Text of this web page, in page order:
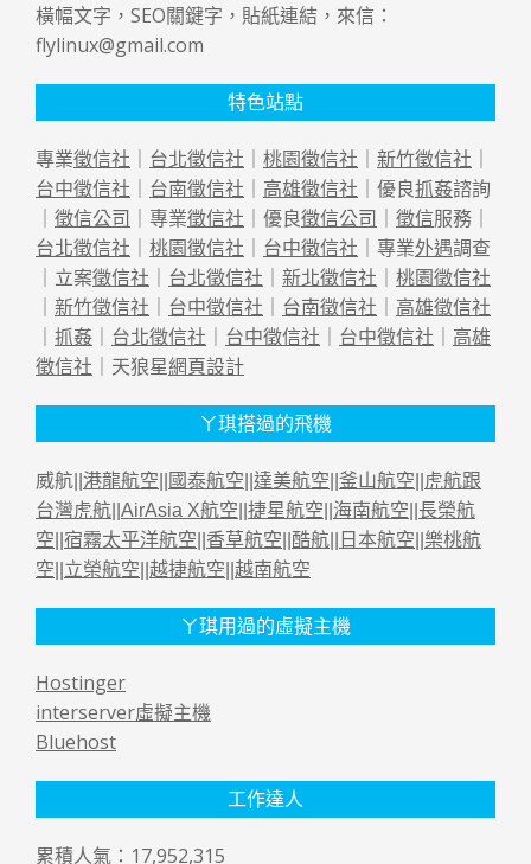
橫幅文字，SEO關鍵字，貼紙連結，來信：
flylinux@gmail.com
特色站點
專業徵信社 ｜ 台北徵信社 ｜ 桃園徵信社 ｜ 新竹徵信社 ｜
台中徵信社 ｜ 台南徵信社 ｜ 高雄徵信社 ｜優良抓姦諮詢
｜ 徵信公司 ｜專業徵信社 ｜優良徵信公司 ｜ 徵信服務｜
台北徵信社 ｜ 桃園徵信社 ｜ 台中徵信社 ｜專業外遇調查
｜立案徵信社 ｜ 台北徵信社 ｜ 新北徵信社 ｜ 桃園徵信社
｜ 新竹徵信社 ｜ 台中徵信社 ｜ 台南徵信社 ｜ 高雄徵信社
｜ 抓姦 ｜ 台北徵信社 ｜ 台中徵信社 ｜ 台中徵信社 ｜ 高雄
徵信社 ｜天狼星網頁設計
ㄚ琪搭過的飛機
威航|| 港龍航空 國泰航空 達美航空 釜山航空
虎航跟
台灣虎航 AirAsia X航空 捷星航空 海南航空 長榮航
空 宿霧太平洋航空 香草航空 酷航 日本航空 樂桃航
空 立榮航空 越捷航空 越南航空
ㄚ琪用過的虛擬主機
Hostinger
interserver虛擬主機
Bluehost
工作達人
累積人氣：17,952,315